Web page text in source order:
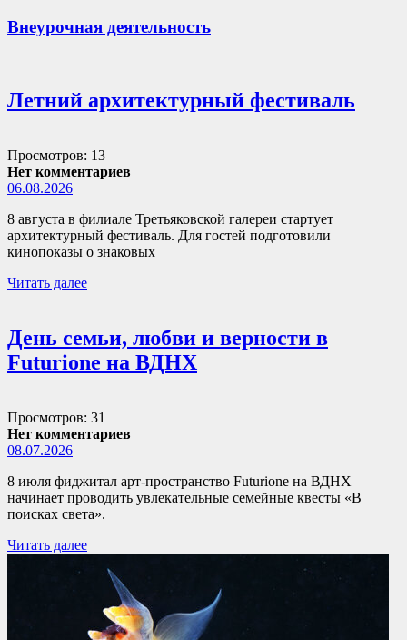
Внеурочная деятельность
Летний архитектурный фестиваль
Просмотров: 13
Нет комментариев
06.08.2026
8 августа в филиале Третьяковской галереи стартует
архитектурный фестиваль. Для гостей подготовили
кинопоказы о знаковых
Читать далее
День семьи, любви и верности в
Futurione на ВДНХ
Просмотров: 31
Нет комментариев
08.07.2026
8 июля фиджитал арт-пространство Futurione на ВДНХ
начинает проводить увлекательные семейные квесты «В
поисках света».
Читать далее